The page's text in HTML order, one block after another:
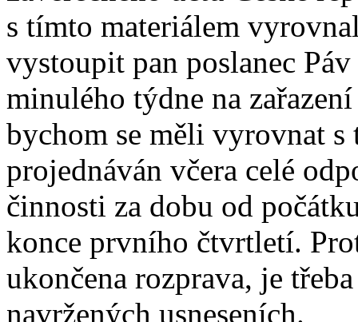
s tímto materiálem
vystoupit pan poslanec
minulého týdne na
bychom se měli vyrovnat
projednáván včera celé
činnosti za dobu od
konce prvního čtvrtletí.
ukončena rozprava, je
navržených usneseních.